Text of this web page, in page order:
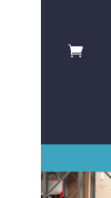
